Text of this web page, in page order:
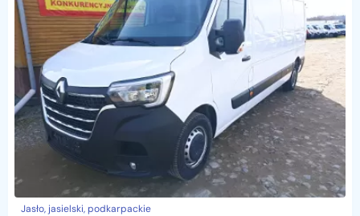
Jasło, jasielski, podkarpackie